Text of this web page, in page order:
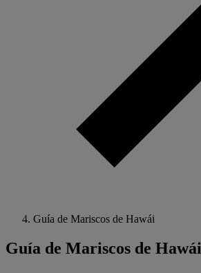
Guía de Mariscos de Hawái
Guía de Mariscos de Hawái